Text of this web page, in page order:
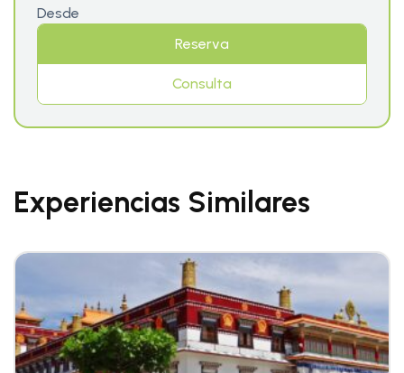
Desde
Reserva
Consulta
Experiencias Similares